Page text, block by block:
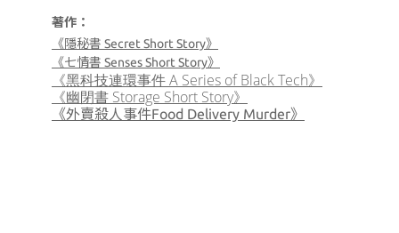
著作：
《隱秘書 Secret Short Story》
《七情書 Senses Short Story》
《黑科技連環事件 A Series of Black Tech》
《幽閉書 Storage Short Story》
《外賣殺人事件Food Delivery Murder》